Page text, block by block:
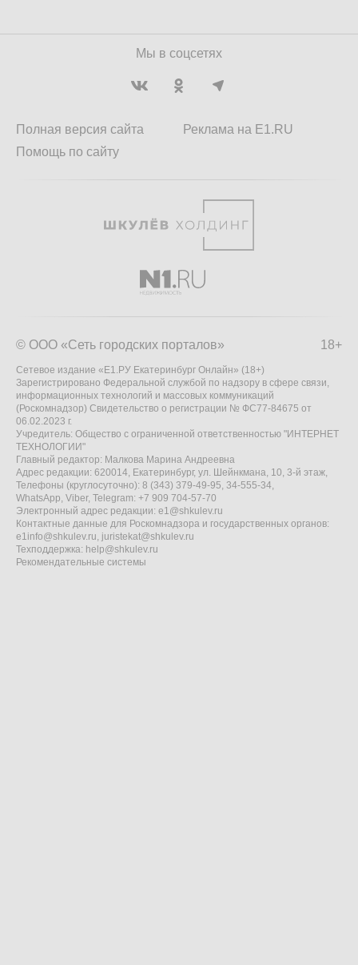
Мы в соцсетях
Полная версия сайта
Помощь по сайту
Реклама на E1.RU
18+
© ООО «Сеть городских порталов»
Сетевое издание «Е1.РУ Екатеринбург Онлайн» (18+)
Зарегистрировано Федеральной службой по надзору в сфере связи,
информационных технологий и массовых коммуникаций
(Роскомнадзор) Свидетельство о регистрации № ФС77-84675 от
06.02.2023 г.
Учредитель: Общество с ограниченной ответственностью "ИНТЕРНЕТ
ТЕХНОЛОГИИ"
Главный редактор: Малкова Марина Андреевна
Адрес редакции: 620014, Екатеринбург, ул. Шейнкмана, 10, 3-й этаж,
Телефоны (круглосуточно): 8 (343) 379-49-95, 34-555-34,
WhatsApp, Viber, Telegram: +7 909 704-57-70
Электронный адрес редакции: e1@shkulev.ru
Контактные данные для Роскомнадзора и государственных органов:
e1info@shkulev.ru, juristekat@shkulev.ru
Техподдержка: help@shkulev.ru
Рекомендательные системы